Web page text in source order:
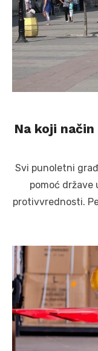
Na koji
Svi punoletni
pomoć države
protivvrednosti.